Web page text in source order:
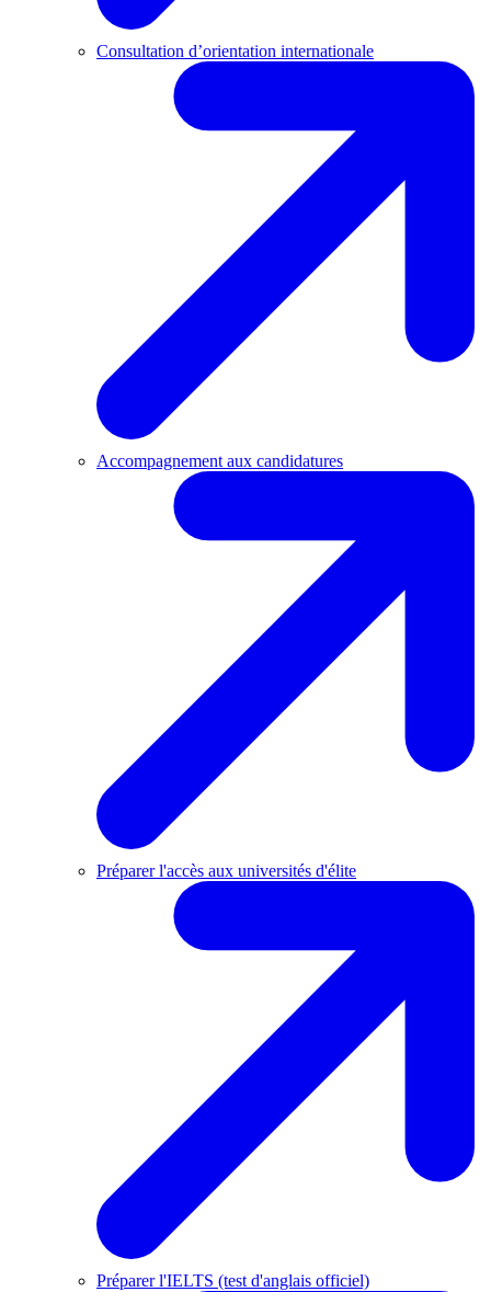
Consultation d’orientation internationale
Accompagnement aux candidatures
Préparer l'accès aux universités d'élite
Préparer l'IELTS (test d'anglais officiel)